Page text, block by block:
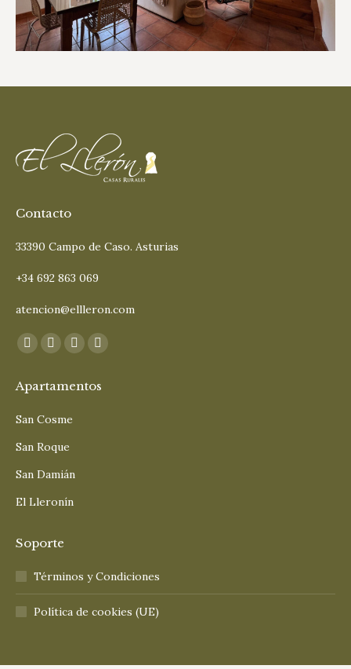
Contacto
33390 Campo de Caso. Asturias
+34 692 863 069
atencion@ellleron.com
Encuéntranos en:
Facebook
opens
window
Instagram
opens
window
Mail
opens
TripAdvisor
opens
Apartamentos
San Cosme
San Roque
San Damián
El Lleronín
Soporte
Términos y Condiciones
Política de cookies (UE)